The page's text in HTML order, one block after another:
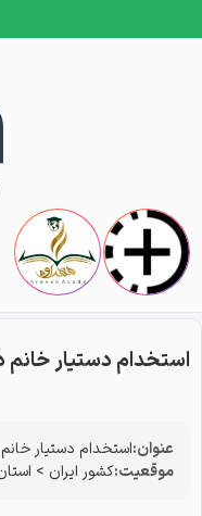
Skip to content
استخدام دستیار
عنوان:استخدام دستیار
موقعیت:کشور ایران >